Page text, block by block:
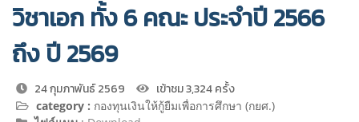
วิชาเอก ทั้ง 6 คณะ ประจำปี 2566
ถึง ปี 2569
24 กุมภาพันธ์ 2569 เข้าชม 3,324 ครั้ง
category : กองทุนเงินให้กู้ยืมเพื่อการศึกษา (กยศ.)